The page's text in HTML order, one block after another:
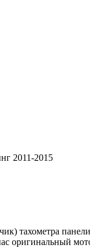
2011-2015
тахометра
оригинальный